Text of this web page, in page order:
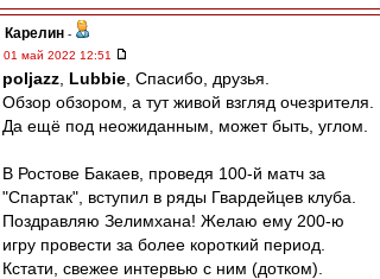
Карелин -
01 май 2022 12:51
poljazz Lubbie , Спасибо, друзья.
Обзор обзором, а тут живой взгляд очезрителя.
Да ещё под неожиданным, может быть, углом.
В Ростове Бакаев, проведя 100-й матч за
"Спартак", вступил в ряды Гвардейцев клуба.
Поздравляю Зелимхана! Желаю ему 200-ю
игру провести за более короткий период.
Кстати, свежее интервью с ним (дотком).